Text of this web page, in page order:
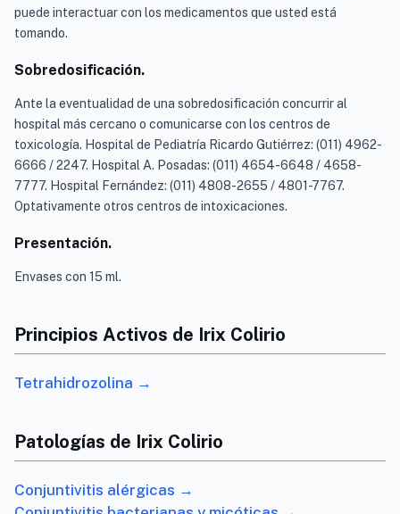
puede interactuar con los medicamentos que usted está
tomando.
Sobredosificación.
Ante la eventualidad de una sobredosificación concurrir al
hospital más cercano o comunicarse con los centros de
toxicología. Hospital de Pediatría Ricardo Gutiérrez: (011) 4962-
6666 / 2247. Hospital A. Posadas: (011) 4654-6648 / 4658-
7777. Hospital Fernández: (011) 4808-2655 / 4801-7767.
Optativamente otros centros de intoxicaciones.
Presentación.
Envases con 15 ml.
Principios Activos de Irix Colirio
Tetrahidrozolina →
Patologías de Irix Colirio
Conjuntivitis alérgicas →